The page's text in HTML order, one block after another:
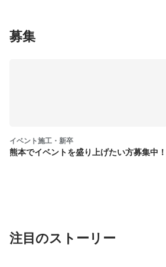
募集
イベント施工・新卒
熊本でイベントを盛り上げたい方募集中！
注目のストーリー